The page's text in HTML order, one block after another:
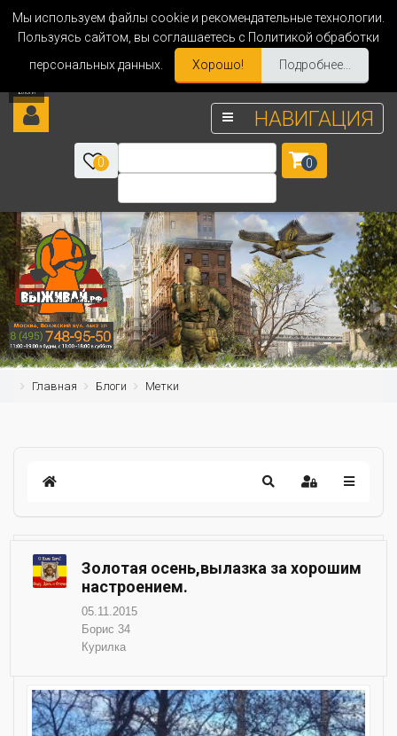
Мы используем файлы cookie и рекомендательные технологии.
Пользуясь сайтом, вы соглашаетесь с Политикой обработки
персональных данных.
Хорошо! Подробнее...
НАВИГАЦИЯ
0 0
Главная Блоги Метки
Золотая осень,вылазка за хорошим
настроением.
05.11.2015
Борис 34
Курилка